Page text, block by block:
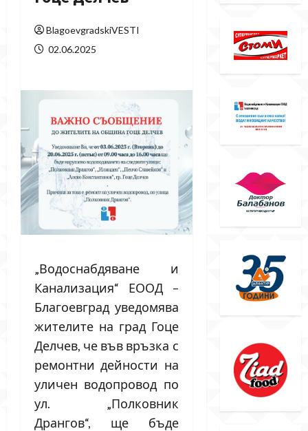
BlagoevgradskiVESTI
02.06.2025
„Водоснабдяване и
Канализация“ ЕООД –
Благоевград уведомява
жителите на град Гоце
Делчев, че във връзка с
ремонтни дейности на
уличен водопровод по
ул. „Полковник
Дрангов“, ще бъде